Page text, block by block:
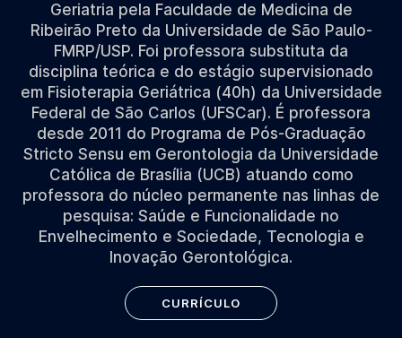
Geriatria pela Faculdade de Medicina de
Ribeirão Preto da Universidade de São Paulo-
FMRP/USP. Foi professora substituta da
disciplina teórica e do estágio supervisionado
em Fisioterapia Geriátrica (40h) da Universidade
Federal de São Carlos (UFSCar). É professora
desde 2011 do Programa de Pós-Graduação
Stricto Sensu em Gerontologia da Universidade
Católica de Brasília (UCB) atuando como
professora do núcleo permanente nas linhas de
pesquisa: Saúde e Funcionalidade no
Envelhecimento e Sociedade, Tecnologia e
Inovação Gerontológica.
CURRÍCULO